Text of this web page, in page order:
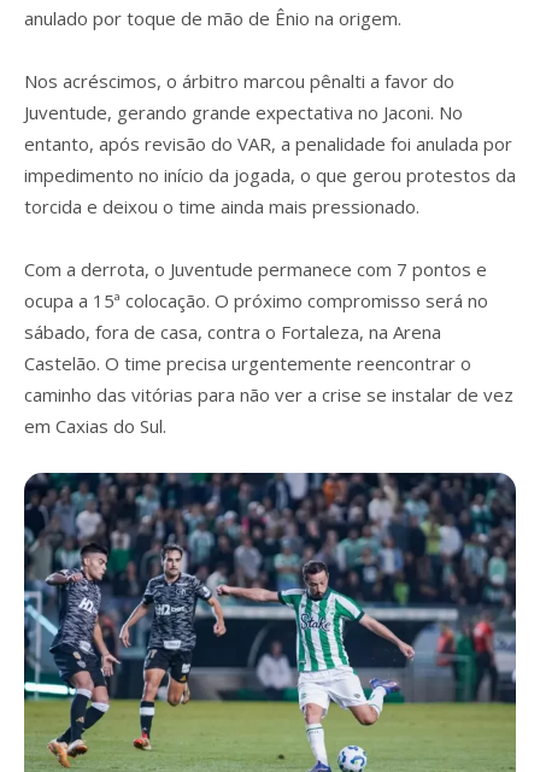
anulado por toque de mão de Ênio na origem.
Nos acréscimos, o árbitro marcou pênalti a favor do
Juventude, gerando grande expectativa no Jaconi. No
entanto, após revisão do VAR, a penalidade foi anulada por
impedimento no início da jogada, o que gerou protestos da
torcida e deixou o time ainda mais pressionado.
Com a derrota, o Juventude permanece com 7 pontos e
ocupa a 15ª colocação. O próximo compromisso será no
sábado, fora de casa, contra o Fortaleza, na Arena
Castelão. O time precisa urgentemente reencontrar o
caminho das vitórias para não ver a crise se instalar de vez
em Caxias do Sul.